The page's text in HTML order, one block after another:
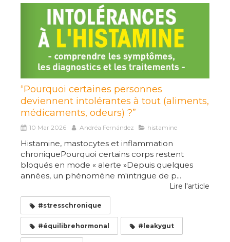
“Pourquoi certaines personnes
deviennent intolérantes à tout (aliments,
médicaments, odeurs) ?”
10 Mar 2026 Andréa Fernández histamine
Histamine, mastocytes et inflammation
chroniquePourquoi certains corps restent
bloqués en mode « alerte »Depuis quelques
années, un phénomène m'intrigue de p...
Lire l'article
#stresschronique
#équilibrehormonal #leakygut